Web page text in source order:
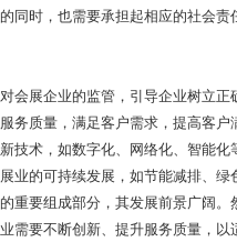
同时，也需要承担起相应的社会
会展企业的监管，引导企业树立
务质量，满足客户需求，提高客户
技术，如数字化、网络化、智能
业的可持续发展，如节能减排、
重要组成部分，其发展前景广阔
需要不断创新、提升服务质量，